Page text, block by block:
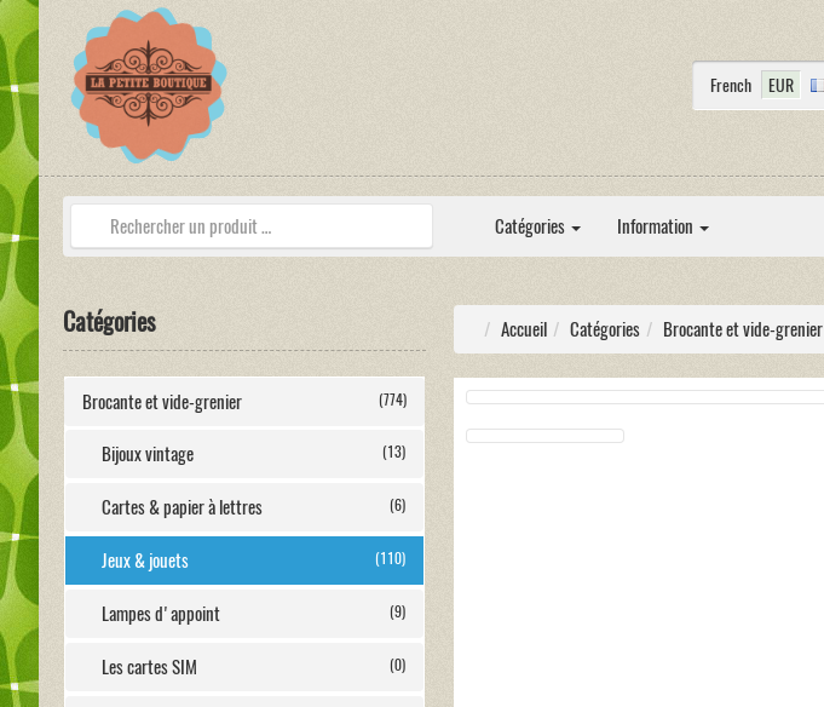
French EUR
Catégories Information
Catégories
Brocante et vide-grenier (774)
Bijoux vintage (13)
Cartes & papier à lettres (6)
Jeux & jouets (110)
Lampes d'appoint (9)
Les cartes SIM (0)
Accueil Catégories Brocante et vide-grenier